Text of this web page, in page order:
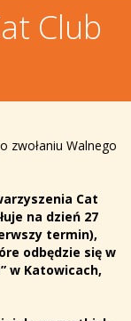
Club
zwołaniu Walnego
Cat
na dzień 27
termin),
odbędzie się w
w Katowicach,